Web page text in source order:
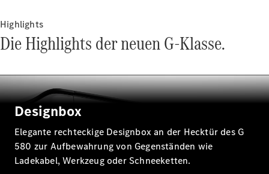
EQS
Limousine
NeuElektrisch
Limousine
S-Klasse
S-Klasse
Lang
Mercedes-
Maybach
S-Klasse
Neu
Highlights
Die Highlights der neuen G-Klasse.
Designbox
Elegante rechteckige Designbox an der Hecktür des G
580 zur Aufbewahrung von Gegenständen wie
Ladekabel, Werkzeug oder Schneeketten.